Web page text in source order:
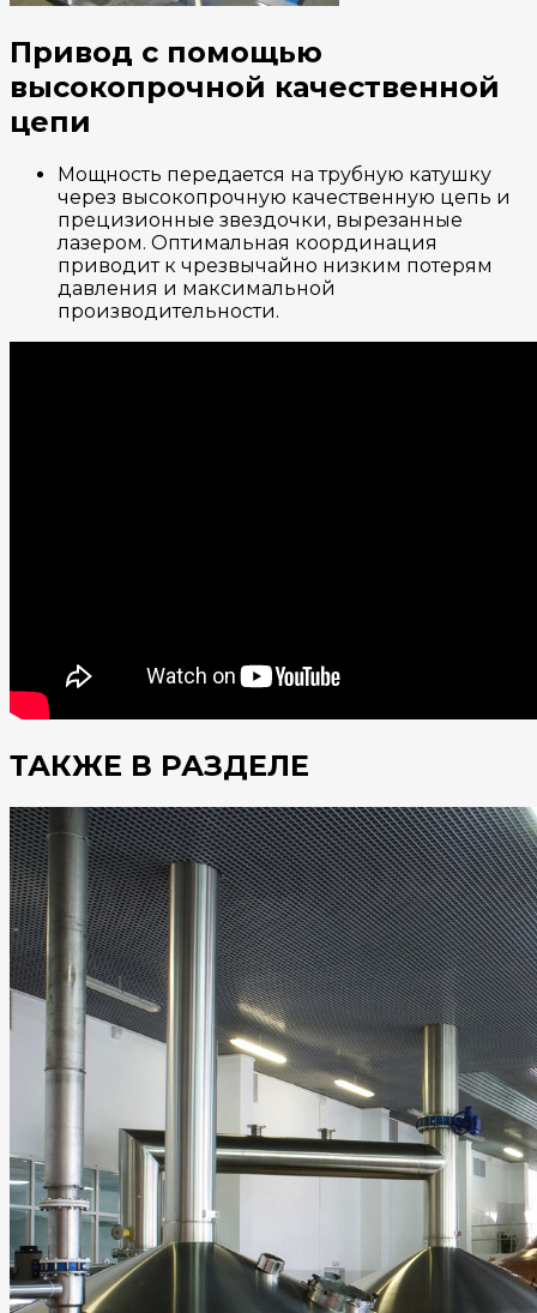
Привод с помощью
высокопрочной качественной
цепи
Мощность передается на трубную катушку
через высокопрочную качественную цепь и
прецизионные звездочки, вырезанные
лазером. Оптимальная координация
приводит к чрезвычайно низким потерям
давления и максимальной
производительности.
ТАКЖЕ В РАЗДЕЛЕ